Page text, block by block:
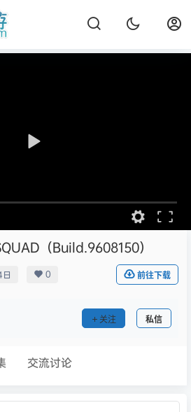
（Build.9608150）
0 前往下载
关注 私信
交流讨论